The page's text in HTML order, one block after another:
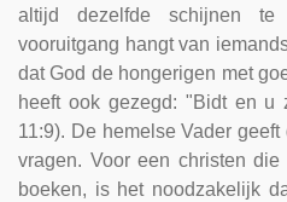
altijd dezelfde schijnen te
vooruitgang hangt van
dat God de hongerigen met
heeft ook gezegd: "Bidt en u
11:9). De hemelse Vader
vragen. Voor een christen
boeken, is het noodzakelijk